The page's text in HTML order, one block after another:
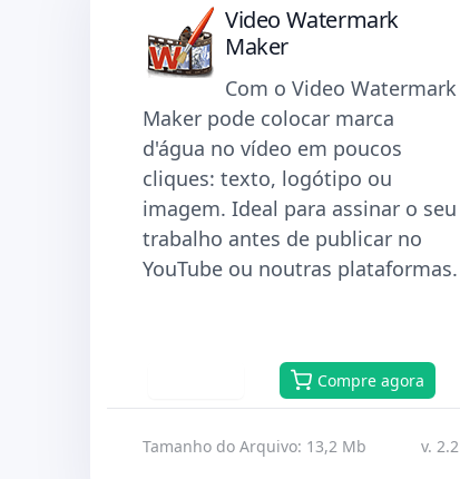
Video Watermark
Maker
Com o Video Watermark
Maker pode colocar marca
d'água no vídeo em poucos
cliques: texto, logótipo ou
imagem. Ideal para assinar o seu
trabalho antes de publicar no
YouTube ou noutras plataformas.
Compre agora
Tamanho do Arquivo: 13,2 Mb v. 2.2